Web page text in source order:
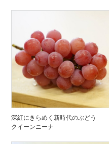
深紅にきらめく新時代のぶどう
クイーンニーナ